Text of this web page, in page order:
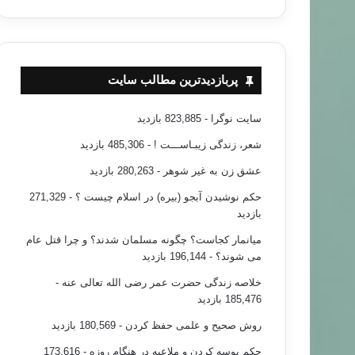
مصر در تامین امنیت جانی کودکان
پربازدیدترین مطالب سایت
سایت نوگرا - 823,885 بازدید
شعر، زندگی زیبـاســـت ! - 485,306 بازدید
عشق زن به غیر شوهر - 280,263 بازدید
حکم نوشیدن آبجو (بیره) در اسلام چیست ؟
- 271,329
بازدید
میانمار کجاست؟ چگونه مسلمان شدند؟ و چرا قتل عام
می شوند؟ - 196,144 بازدید
خلاصه زندگی حضرت عمر رضی الله تعالی عنه -
185,476 بازدید
روش صحیح و علمی حفظ کردن - 180,569 بازدید
حکم بوسه کردن و ملاعبه در هنگام روزه - 173,616